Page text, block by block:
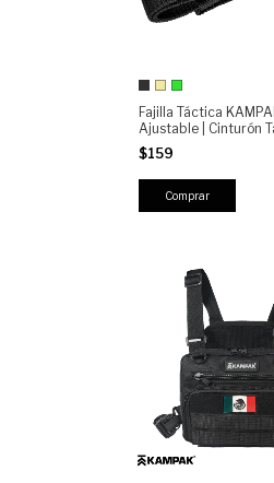
Fajilla Táctica
Ajustable | Cinturón
Militar Reforzado con
Seguridad | Tactical
Outdoor Policial
$159
Comprar